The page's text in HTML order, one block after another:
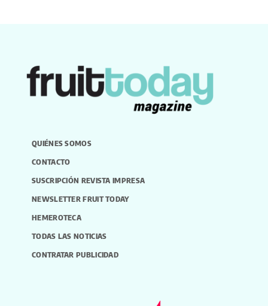
QUIÉNES SOMOS
CONTACTO
SUSCRIPCIÓN REVISTA IMPRESA
NEWSLETTER FRUIT TODAY
HEMEROTECA
TODAS LAS NOTICIAS
CONTRATAR PUBLICIDAD